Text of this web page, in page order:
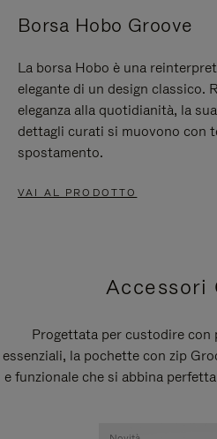
Borsa Hobo Groove
La borsa Hobo è una
elegante di un design classico.
eleganza alla quotidianità, la
dettagli curati si muovono con
spostamento.
VAI AL PRODOTTO
Accessori
Progettata per custodire
essenziali, la pochette con zip
e funzionale che si abbina